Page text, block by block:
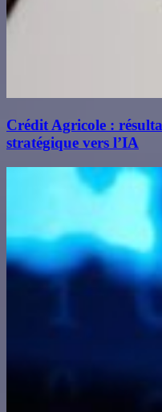
Crédit Agricole :
stratégique vers l’IA